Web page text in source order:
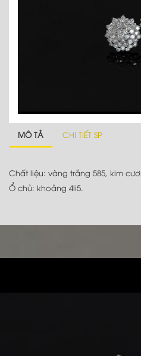
MÔ TẢ CHI TIẾT SP
Chất liệu: vàng trắng 585, kim
Ổ chủ: khoảng 4li5.